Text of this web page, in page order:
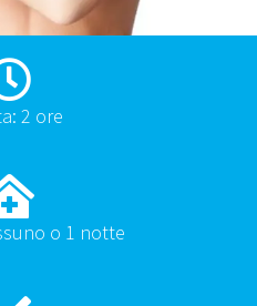
2 ore
o 1 notte